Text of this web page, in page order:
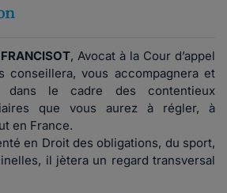
, Avocat à la Cour d’appel
conseillera, vous accompagnera et
dans le cadre des contentieux
que vous aurez à régler, à
en France.
en Droit des obligations, du sport,
il jètera un regard transversal